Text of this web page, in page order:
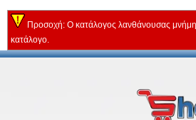
Προσοχή: Ο κατάλογος λανθάνουσας
κατάλογο.